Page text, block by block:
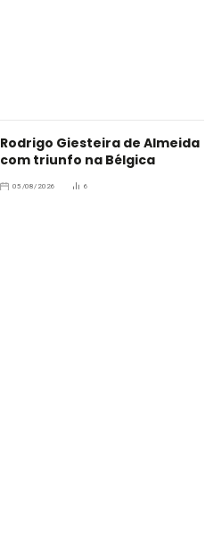
Rodrigo Giesteira de Almeida
com triunfo na Bélgica
05/08/2026 6